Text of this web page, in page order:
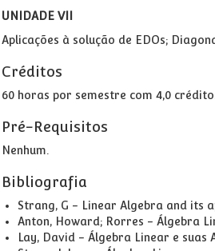
UNIDADE VII
Aplicações à solução de EDOs;
Créditos
60 horas por semestre com 4,0
Pré-Requisitos
Nenhum.
Bibliografia
Strang, G - Linear Algebra and its
Anton, Howard; Rorres - Álgebra
Lay, David - Álgebra Linear e suas